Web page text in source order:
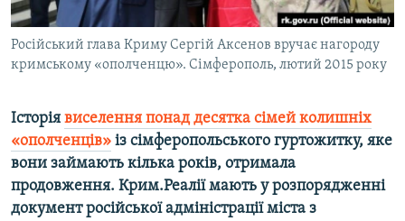
Усі сайти RFE/RL
Російський глава Криму Сергій Аксенов вручає нагороду
кримському «ополченцю». Сімферополь, лютий 2015 року
Історія виселення понад десятка сімей колишніх
«ополченців» із сімферопольського гуртожитку, яке
вони займають кілька років, отримала
продовження. Крим.Реалії мають у розпорядженні
документ російської адміністрації міста з